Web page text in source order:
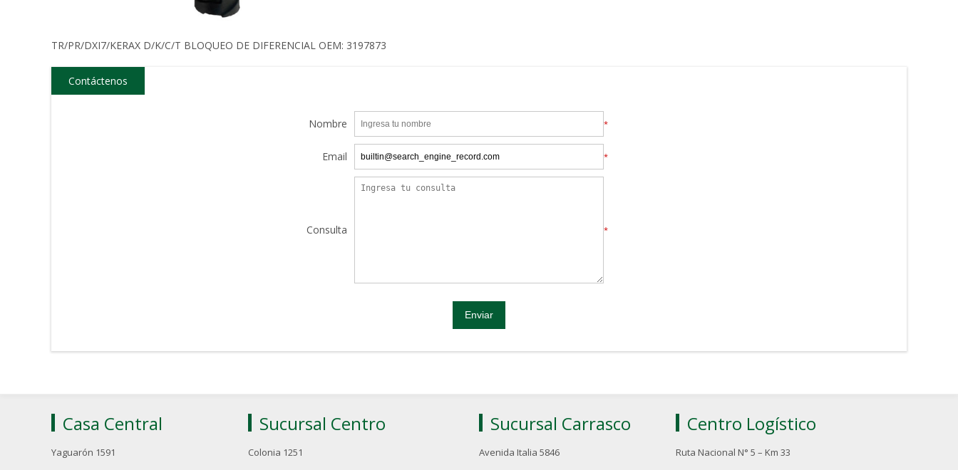
TR/PR/DXI7/KERAX D/K/C/T BLOQUEO DE DIFERENCIAL OEM: 3197873
Contáctenos
Nombre *
Email *
Consulta *
Casa Central
Yaguarón 1591
Sucursal Centro
Colonia 1251
Sucursal Carrasco
Avenida Italia 5846
Centro Logístico
Ruta Nacional N° 5 – Km 33